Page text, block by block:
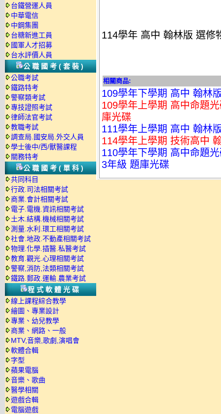
台鐵營運人員
中華電信
中鋼集團
台糖新進工員
國軍人才招募
台水評價人員
公職國考(套裝)
公職考試
鐵路特考
警察類考試
專技證照考試
律師法官考試
教職考試
調查局.國安局.外交人員
學士後中/西/獸醫課程
關務特考
公職國考(單科)
共同科目
行政.司法相關考試
商業.會計相關考試
電子.電機.資訊相關考試
土木.結構.機械相關考試
測量.水利.環工相關考試
社會.地政.不動產相關考試
物理.化學.插醫.私醫考試
教育.觀光.心理相關考試
警察,消防,法類相關考試
鐵路.郵政.運輸.農業考試
程式軟體光碟
線上課程綜合教學
繪圖、專業設計
專業、幼兒教學
商業、網路、一般
MTV,音樂,歌劇,演唱會
軟體合輯
字型
蘋果電腦
音樂、歌曲
醫學相關
遊戲合輯
電腦遊戲
114學年 高中 翰林版 選
相關商品:
109學年下學期 高中 翰林
109學年上學期 高中命題
庫光碟
111學年上學期 高中 翰林
114學年上學期 技術高中
110學年下學期 高中命題
3年級 題庫光碟